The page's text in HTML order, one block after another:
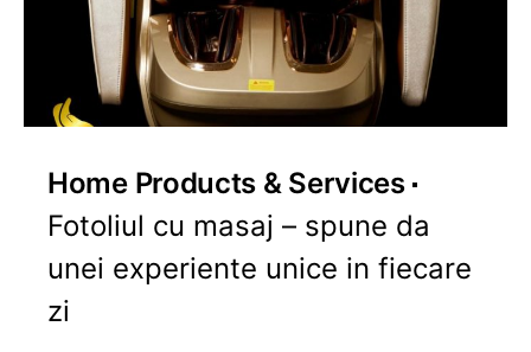
Home Products & Services
Fotoliul cu masaj – spune da
unei experiente unice in fiecare
zi